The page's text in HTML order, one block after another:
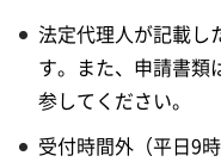
法定代理人が記載し
す。また、申請書類
参してください。
受付時間外（平日9